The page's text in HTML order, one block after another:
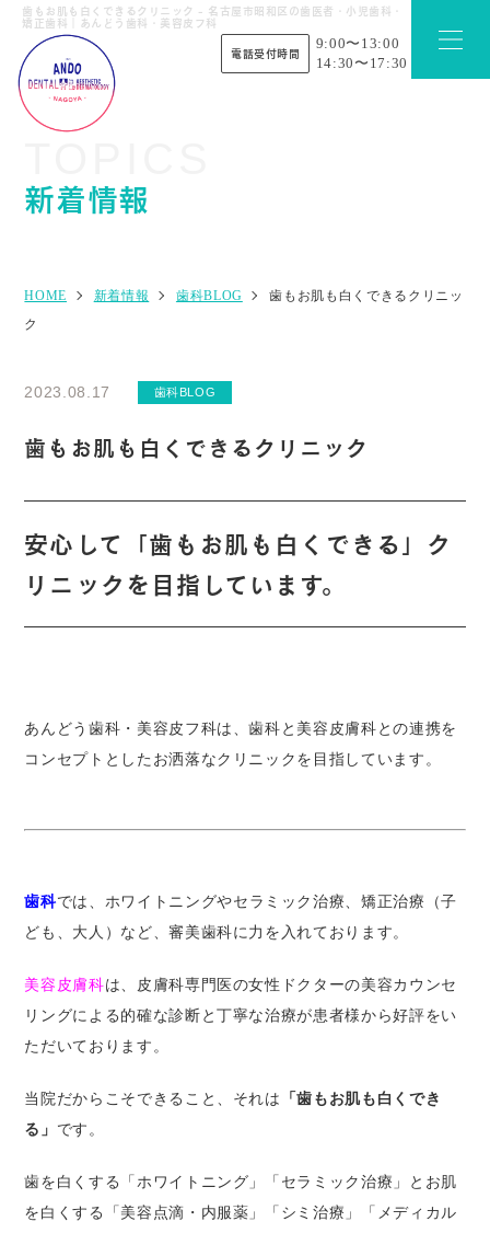
歯もお肌も白くできるクリニック - 名古屋市昭和区の歯医者・小児歯科・
矯正歯科｜あんどう歯科・美容皮フ科
電話受付時間
9:00〜13:00
14:30〜17:30
新着情報
HOME 新着情報 歯科BLOG
歯もお肌も白くできるクリニッ
ク
2023.08.17 歯科BLOG
歯もお肌も白くできるクリニック
安心して「歯もお肌も白くできる」ク
リニックを目指しています。
あんどう歯科・美容皮フ科は、歯科と美容皮膚科との連携を
コンセプトとしたお洒落なクリニックを目指しています。
歯科では、ホワイトニングやセラミック治療、矯正治療（子
ども、大人）など、審美歯科に力を入れております。
美容皮膚科は、皮膚科専門医の女性ドクターの美容カウンセ
リングによる的確な診断と丁寧な治療が患者様から好評をい
ただいております。
当院だからこそできること、それは
「歯もお肌も白くでき
る」 です。
歯を白くする「ホワイトニング」「セラミック治療」とお肌
を白くする「美容点滴・内服薬」「シミ治療」「メディカル